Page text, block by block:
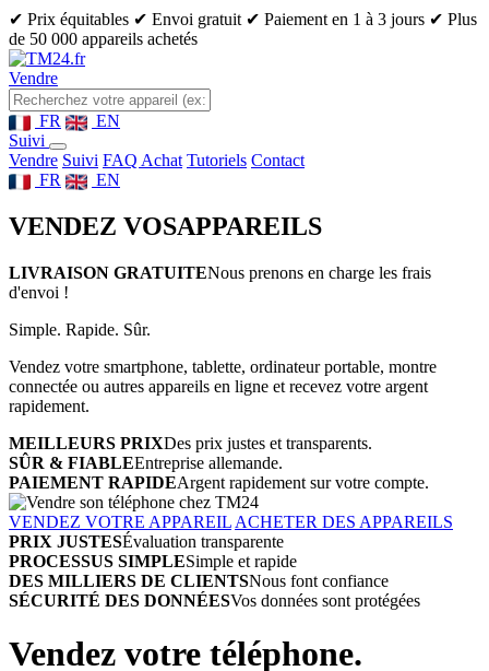
✔ Prix équitables ✔ Envoi gratuit ✔ Paiement en 1 à 3 jours ✔ Plus
de 50 000 appareils achetés
Vendre
FR
EN
Suivi
Vendre Suivi FAQ Achat Tutoriels Contact
FR
EN
VENDEZ VOSAPPAREILS
LIVRAISON GRATUITENous prenons en charge les frais
d'envoi !
Simple. Rapide. Sûr.
Vendez votre smartphone, tablette, ordinateur portable, montre
connectée ou autres appareils en ligne et recevez votre argent
rapidement.
MEILLEURS PRIXDes prix justes et transparents.
SÛR & FIABLEEntreprise allemande.
PAIEMENT RAPIDEArgent rapidement sur votre compte.
VENDEZ VOTRE APPAREIL ACHETER DES APPAREILS
PRIX JUSTESÉvaluation transparente
PROCESSUS SIMPLESimple et rapide
DES MILLIERS DE CLIENTSNous font confiance
SÉCURITÉ DES DONNÉESVos données sont protégées
Vendez votre téléphone.